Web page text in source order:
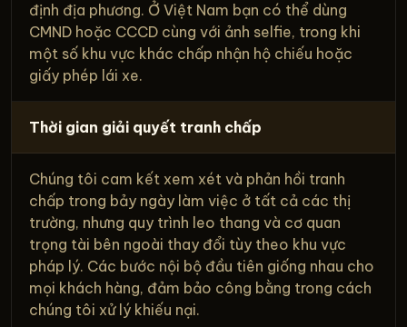
định địa phương. Ở Việt Nam bạn có thể dùng
CMND hoặc CCCD cùng với ảnh selfie, trong khi
một số khu vực khác chấp nhận hộ chiếu hoặc
giấy phép lái xe.
Thời gian giải quyết tranh chấp
Chúng tôi cam kết xem xét và phản hồi tranh
chấp trong bảy ngày làm việc ở tất cả các thị
trường, nhưng quy trình leo thang và cơ quan
trọng tài bên ngoài thay đổi tùy theo khu vực
pháp lý. Các bước nội bộ đầu tiên giống nhau cho
mọi khách hàng, đảm bảo công bằng trong cách
chúng tôi xử lý khiếu nại.